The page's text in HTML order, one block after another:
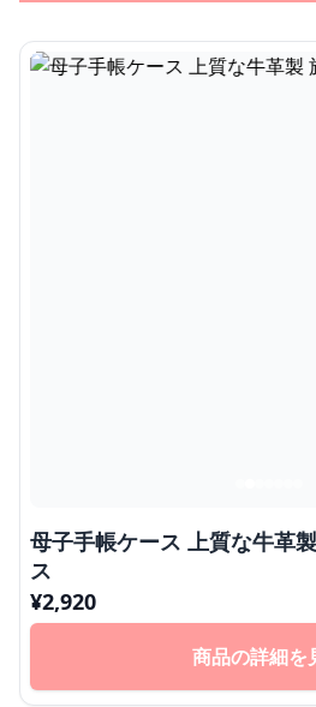
母子手帳ケース 上質な牛革
ス
¥2,920
商品の詳細を